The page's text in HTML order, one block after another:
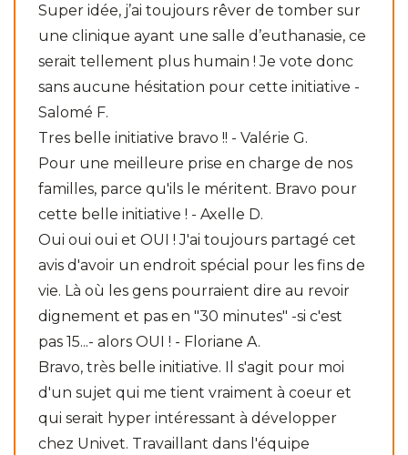
Super idée, j’ai toujours rêver de tomber sur
une clinique ayant une salle d’euthanasie, ce
serait tellement plus humain ! Je vote donc
sans aucune hésitation pour cette initiative -
Salomé F.
Tres belle initiative bravo !! - Valérie G.
Pour une meilleure prise en charge de nos
familles, parce qu'ils le méritent. Bravo pour
cette belle initiative ! - Axelle D.
Oui oui oui et OUI ! J'ai toujours partagé cet
avis d'avoir un endroit spécial pour les fins de
vie. Là où les gens pourraient dire au revoir
dignement et pas en "30 minutes" -si c'est
pas 15...- alors OUI ! - Floriane A.
Bravo, très belle initiative. Il s'agit pour moi
d'un sujet qui me tient vraiment à coeur et
qui serait hyper intéressant à développer
chez Univet. Travaillant dans l'équipe